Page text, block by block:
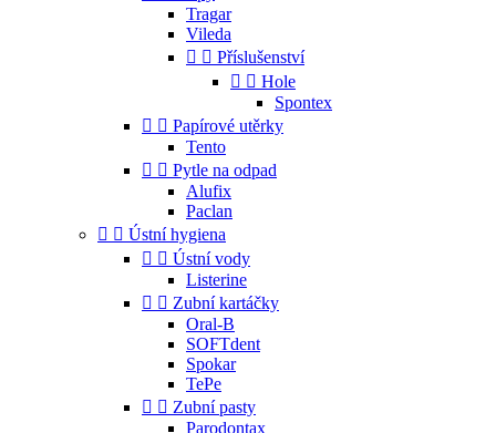
Tragar
Vileda
  Příslušenství
  Hole
Spontex
  Papírové utěrky
Tento
  Pytle na odpad
Alufix
Paclan
  Ústní hygiena
  Ústní vody
Listerine
  Zubní kartáčky
Oral-B
SOFTdent
Spokar
TePe
  Zubní pasty
Parodontax